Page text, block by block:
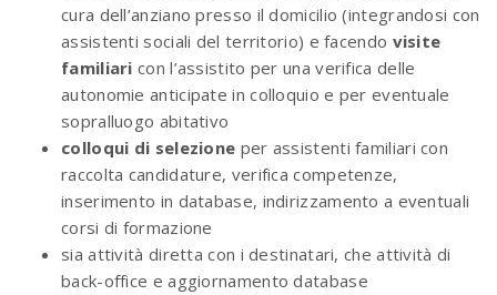
cura dell’anziano presso il domicilio (integrandosi con
assistenti sociali del territorio) e facendo visite
familiari con l’assistito per una verifica delle
autonomie anticipate in colloquio e per eventuale
sopralluogo abitativo
colloqui di selezione per assistenti familiari con
raccolta candidature, verifica competenze,
inserimento in database, indirizzamento a eventuali
corsi di formazione
sia attività diretta con i destinatari, che attività di
back-office e aggiornamento database